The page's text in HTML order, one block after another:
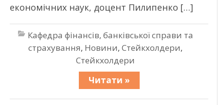
економічних наук, доцент Пилипенко […]
Кафедра фінансів, банківської справи та
страхування, Новини, Стейкхолдери,
Стейкхолдери
Читати »